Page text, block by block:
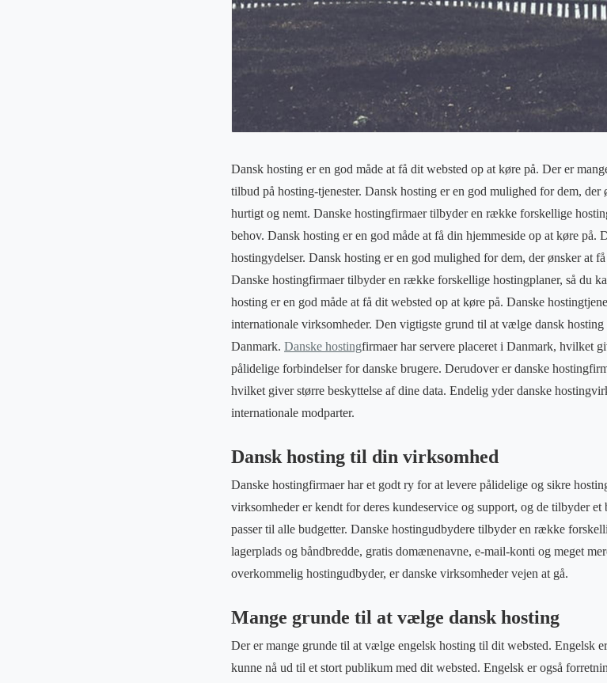
Dansk hosting er en god måde at få dit websted op at køre på. Der er
tilbud på hosting-tjenester. Dansk hosting er en god mulighed for dem, der
hurtigt og nemt. Danske hostingfirmaer tilbyder en række forskellige
behov. Dansk hosting er en god måde at få din hjemmeside op at køre på.
hostingydelser. Dansk hosting er en god mulighed for dem, der ønsker at
Danske hostingfirmaer tilbyder en række forskellige hostingplaner, så du
hosting er en god måde at få dit websted op at køre på. Danske
internationale virksomheder. Den vigtigste grund til at vælge dansk
Danmark. Danske hostingfirmaer har servere placeret i Danmark, hvilket
pålidelige forbindelser for danske brugere. Derudover er danske
hvilket giver større beskyttelse af dine data. Endelig yder danske
internationale modparter.
Dansk hosting til din virksomhed
Danske hostingfirmaer har et godt ry for at levere pålidelige og sikre
virksomheder er kendt for deres kundeservice og support, og de tilbyder
passer til alle budgetter. Danske hostingudbydere tilbyder en række
lagerplads og båndbredde, gratis domænenavne, e-mail-konti og meget
overkommelig hostingudbyder, er danske virksomheder vejen at gå.
Mange grunde til at vælge dansk hosting
Der er mange grunde til at vælge engelsk hosting til dit websted. Engelsk
kunne nå ud til et stort publikum med dit websted. Engelsk er også